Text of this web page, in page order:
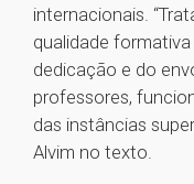
internacionais.
qualidade
dedicação e do
professores,
das instâncias
Alvim no texto.